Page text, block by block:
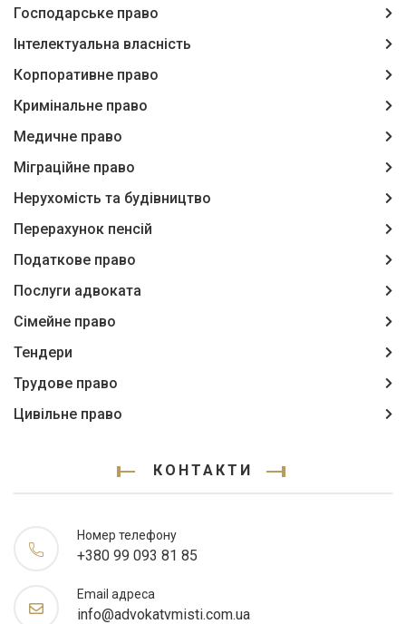
Господарське право
Інтелектуальна власність
Корпоративне право
Кримінальне право
Медичне право
Міграційне право
Нерухомість та будівництво
Перерахунок пенсій
Податкове право
Послуги адвоката
Сімейне право
Тендери
Трудове право
Цивільне право
КОНТАКТИ
Номер телефону
+380 99 093 81 85
Email адреса
info@advokatvmisti.com.ua